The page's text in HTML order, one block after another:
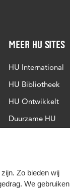
Zo bieden wij
We gebruiken
Meer HU sites
HU International
HU Bibliotheek
HU Ontwikkelt
Duurzame HU